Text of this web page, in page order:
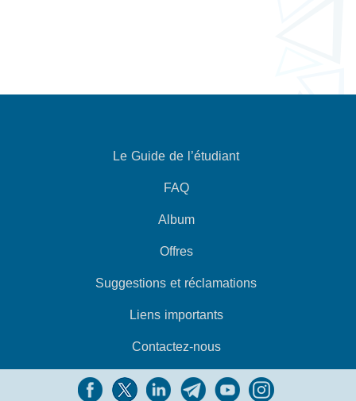
Le Guide de l’étudiant
FAQ
Album
Offres
Suggestions et réclamations
Liens importants
Contactez-nous